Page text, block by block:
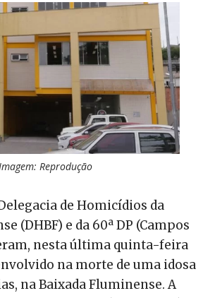
Reprodução
de Homicídios da
(DHBF) e da 60ª DP (Campos
nesta última quinta-feira
na morte de uma idosa
na Baixada Fluminense. A